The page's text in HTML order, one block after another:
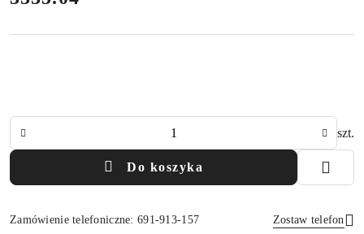
szt.
Do koszyka
Zamówienie telefoniczne: 691-913-157 Zostaw telefon